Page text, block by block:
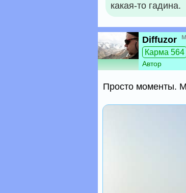
какая-то гадина.
Diffuzor м
Карма 564
Автор
Просто моменты.